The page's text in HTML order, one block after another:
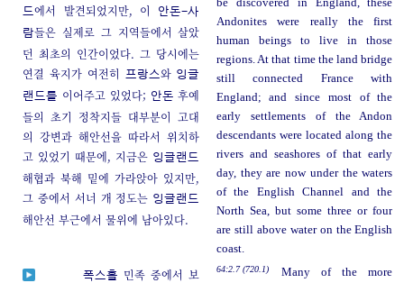
드에서 발견되었지만, 이
안돈-사
람들은 실제로 그 지역들에서 살았
던 최초의 인간이었다. 그 당시에는
연결 육지가 여전히
프랑스와 잉글
랜드를 이어주고 있었다; 안돈 후예
들의 초기 정착지들 대부분이 고대
의 강변과 해안선을 따라서 위치하
고 있었기 때문에, 지금은 잉글랜드
해협과 북해 밑에 가라앉아 있지만,
그 중에서 서너 개 정도는 잉글랜드
해안선 부근에서 물위에 남아있다.
Andonites were really the first
human beings to live in those
regions. At that time the land bridge
still connected France with
England; and since most of the
early settlements of the Andon
descendants were located along the
rivers and seashores of that early
day, they are now under the waters
of the English Channel and the
North Sea, but some three or four
are still above water on the English
coast.
폭스홀
민족 중에서 보
64:2.7 (720.1)
Many of the more